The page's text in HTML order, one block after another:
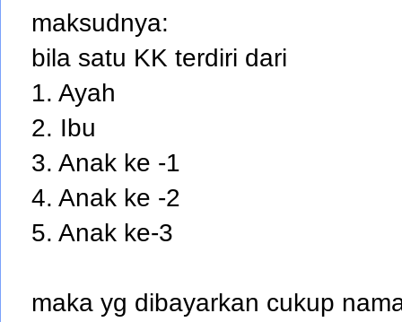
maksudnya:
bila satu KK terdiri dari
1. Ayah
2. Ibu
3. Anak ke -1
4. Anak ke -2
5. Anak ke-3
maka yg dibayarkan cukup